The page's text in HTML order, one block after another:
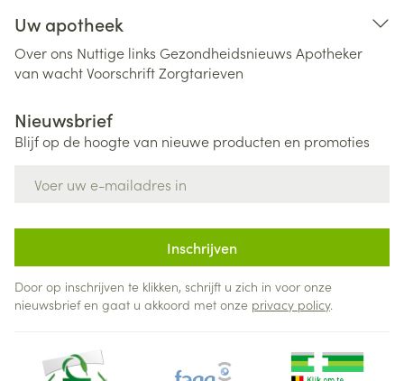
Uw apotheek
Over ons Nuttige links Gezondheidsnieuws Apotheker
van wachtVoorschriftZorgtarieven
Nieuwsbrief
Blijf op de hoogte van nieuwe producten en promoties
Inschrijven
Door op inschrijven te klikken, schrijft u zich in voor onze
nieuwsbrief en gaat u akkoord met onze privacy policy.